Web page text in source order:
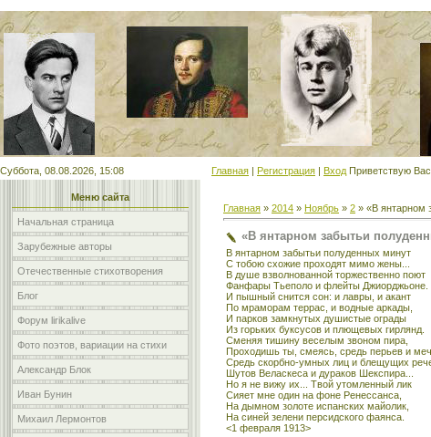
Суббота, 08.08.2026, 15:08 Главная | Регистрация | Вход Приветствую Вас
Меню сайта
Начальная страница
Зарубежные авторы
Отечественные стихотворения
Блог
Форум lirikalive
Фото поэтов, вариации на стихи
Александр Блок
Иван Бунин
Михаил Лермонтов
Главная » 2014 » Ноябрь » 2 » «В янтарном
«В янтарном забытьи
В янтарном забытьи полуденных минут
С тобою схожие проходят мимо жены...
В душе взволнованной торжественно поют
Фанфары Тьеполо и флейты Джиорджьоне.
И пышный снится сон: и лавры, и акант
По мраморам террас, и водные аркады,
И парков замкнутых душистые ограды
Из горьких буксусов и плющевых гирлянд.
Сменяя тишину веселым звоном пира,
Проходишь ты, смеясь, средь перьев и
Средь скорбно-умных лиц и блещущих
Шутов Веласкеса и дураков Шекспира...
Но я не вижу их... Твой утомленный лик
Сияет мне один на фоне Ренессанса,
На дымном золоте испанских майолик,
На синей зелени персидского фаянса.
<1 февраля 1913>